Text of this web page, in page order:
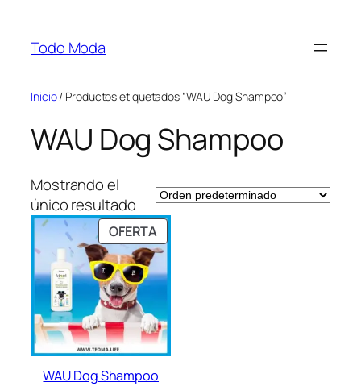
contenido
Todo Moda
Inicio/ Productos etiquetados “WAU Dog Shampoo”
WAU Dog Shampoo
Mostrando el
único resultado
OFERTAPRODUCTO
EN
WAU Dog Shampoo